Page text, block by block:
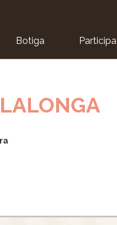
Botiga Participa